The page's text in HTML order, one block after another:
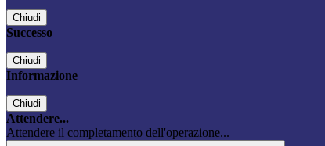
Chiudi
Successo
Chiudi
Informazione
Chiudi
Attendere...
Attendere il completamento dell'operazione...